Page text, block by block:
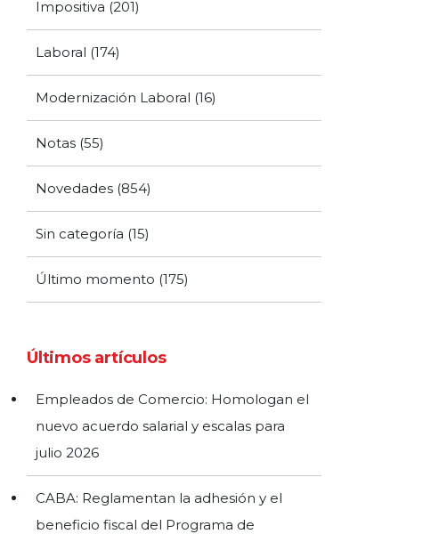
Impositiva (201)
Laboral (174)
Modernización Laboral (16)
Notas (55)
Novedades (854)
Sin categoría (15)
Último momento (175)
Últimos artículos
Empleados de Comercio: Homologan el
nuevo acuerdo salarial y escalas para
julio 2026
CABA: Reglamentan la adhesión y el
beneficio fiscal del Programa de